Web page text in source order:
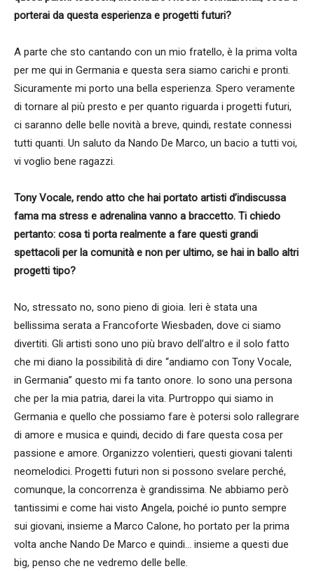
porterai da questa esperienza e progetti futuri?
A parte che sto cantando con un mio fratello, è la prima volta
per me qui in Germania e questa sera siamo carichi e pronti.
Sicuramente mi porto una bella esperienza. Spero veramente
di tornare al più presto e per quanto riguarda i progetti futuri,
ci saranno delle belle novità a breve, quindi, restate connessi
tutti quanti. Un saluto da Nando De Marco, un bacio a tutti voi,
vi voglio bene ragazzi.
Tony Vocale, rendo atto che hai portato artisti d’indiscussa
fama ma stress e adrenalina vanno a braccetto. Ti chiedo
pertanto: cosa ti porta realmente a fare questi grandi
spettacoli per la comunità e non per ultimo, se hai in ballo altri
progetti tipo?
No, stressato no, sono pieno di gioia. Ieri è stata una
bellissima serata a Francoforte Wiesbaden, dove ci siamo
divertiti. Gli artisti sono uno più bravo dell’altro e il solo fatto
che mi diano la possibilità di dire “andiamo con Tony Vocale,
in Germania” questo mi fa tanto onore. Io sono una persona
che per la mia patria, darei la vita. Purtroppo qui siamo in
Germania e quello che possiamo fare è potersi solo rallegrare
di amore e musica e quindi, decido di fare questa cosa per
passione e amore. Organizzo volentieri, questi giovani talenti
neomelodici. Progetti futuri non si possono svelare perché,
comunque, la concorrenza è grandissima. Ne abbiamo però
tantissimi e come hai visto Angela, poiché io punto sempre
sui giovani, insieme a Marco Calone, ho portato per la prima
volta anche Nando De Marco e quindi… insieme a questi due
big, penso che ne vedremo delle belle.